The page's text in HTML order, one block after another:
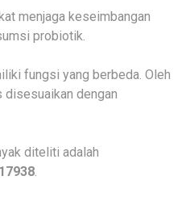
menjaga keseimbangan
probiotik.
fungsi yang berbeda. Oleh
disesuaikan dengan
diteliti adalah